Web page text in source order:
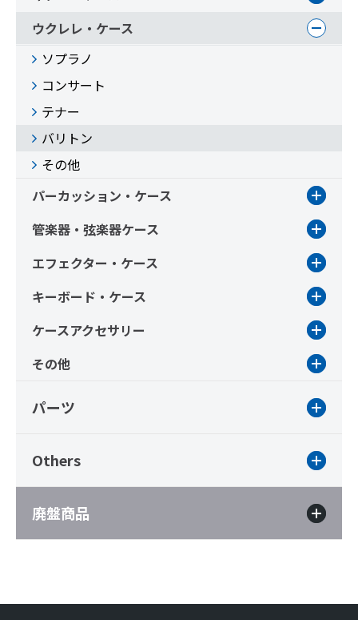
ウクレレ・ケース
ソプラノ
コンサート
テナー
バリトン
その他
パーカッション・ケース
管楽器・弦楽器ケース
エフェクター・ケース
キーボード・ケース
ケースアクセサリー
その他
パーツ
Others
廃盤商品